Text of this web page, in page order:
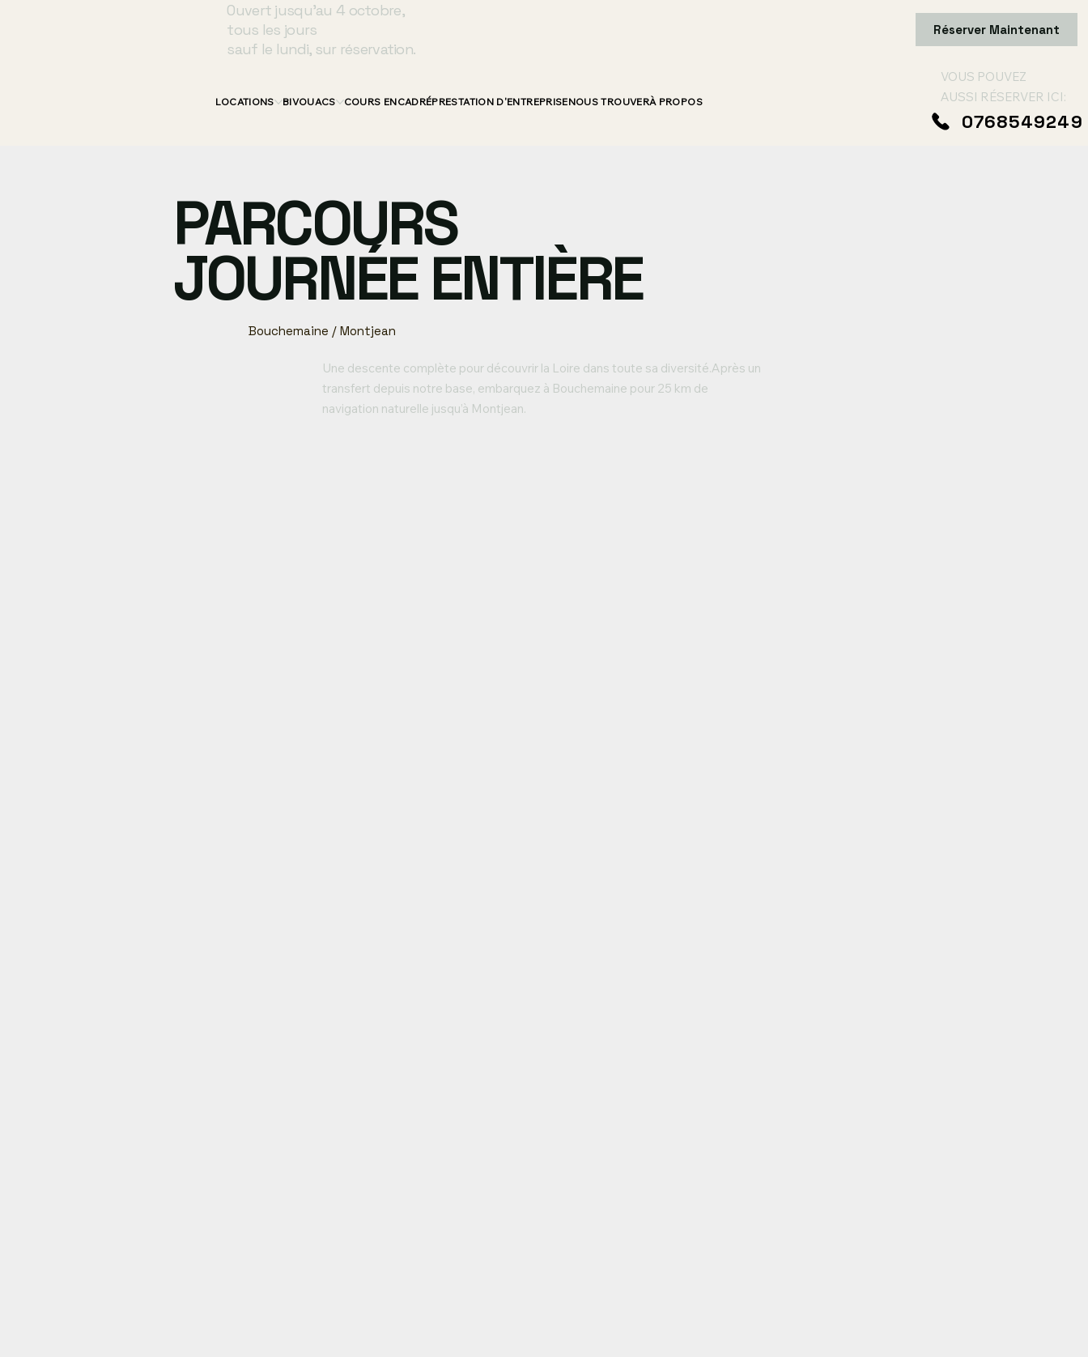
Ouvert jusqu’au 4 octobre,
tous les jours
sauf le lundi, sur réservation.
Réserver Maintenant
LOCATIONS BIVOUACS COURS ENCADRÉPRESTATION D'ENTREPRISENOUS TROUVERÀ PROPOS
VOUS POUVEZ
AUSSI RÉSERVER ICI:
0768549249
PARCOURS
JOURNÉE ENTIÈRE
Bouchemaine / Montjean
Une descente complète pour découvrir la Loire dans toute sa diversité.Après un
transfert depuis notre base, embarquez à Bouchemaine pour 25 km de
navigation naturelle jusqu’à Montjean.